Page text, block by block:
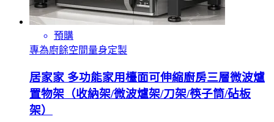
預購
專為廚餘空間量身定製
居家家 多功能家用檯面可伸縮廚房三層微波爐
置物架（收納架/微波爐架/刀架/筷子筒/砧板
架）